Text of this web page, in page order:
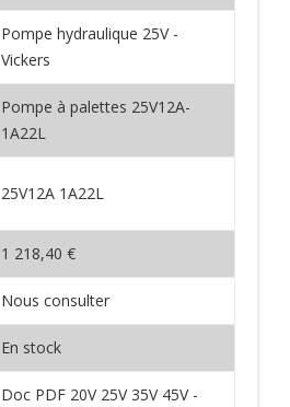
Pompe hydraulique 25V -
Vickers
Pompe à palettes 25V12A-
1A22L
25V12A 1A22L
1 218,40 €
Nous consulter
En stock
Doc PDF 20V 25V 35V 45V -